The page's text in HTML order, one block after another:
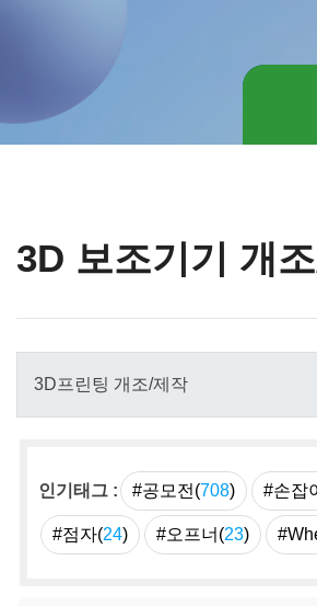
3D 보조기기 개
인기태그 : #공모전(708) #손잡
#점자(24) #오프너(23)